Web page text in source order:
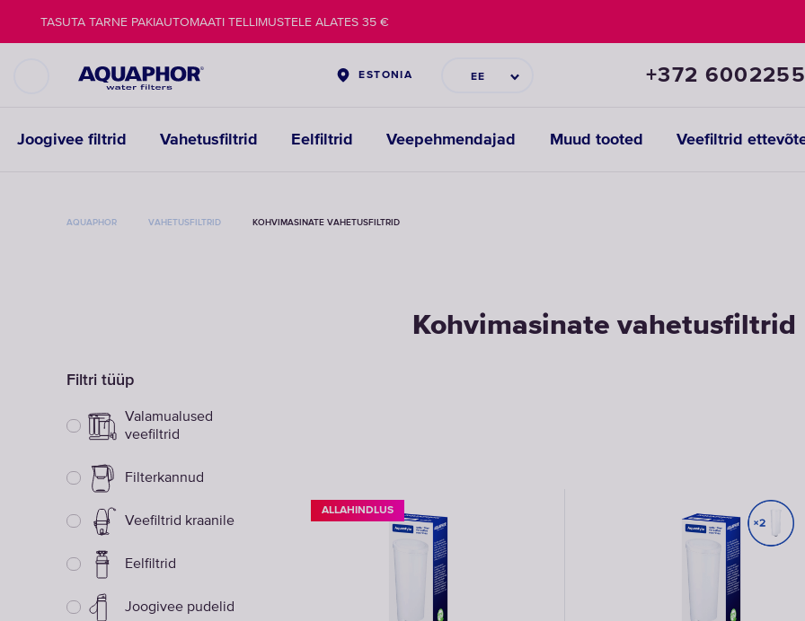
ESTONIA EE +372 6002255
Joogivee filtrid Vahetusfiltrid Eelfiltrid Veepehmendajad Muud tooted Veefiltrid
TASUTA TARNE PAKIAUTOMAATI TELLIMUSTELE ALATES 35 €
AQUAPHOR VAHETUSFILTRID KOHVIMASINATE VAHETUSFILTRID
Kohvimasinate vahetusfiltrid
Filtri tüüp
Valamualused
veefiltrid
Filterkannud
Veefiltrid kraanile
Eelfiltrid
Joogivee pudelid
ALLAHINDLUS